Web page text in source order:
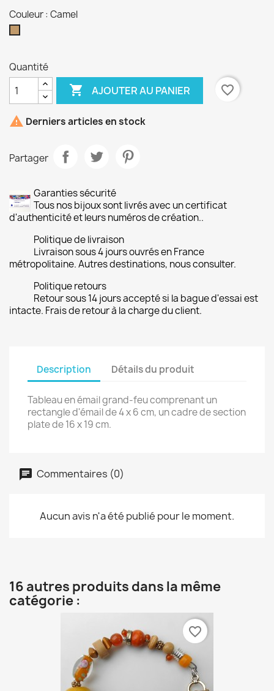
Couleur : Camel
Quantité
 AJOUTER AU PANIER favorite_border
 Derniers articles en stock
Partager
Garanties sécurité
Tous nos bijoux sont livrés avec un certificat
d'authenticité et leurs numéros de création..
Politique de livraison
Livraison sous 4 jours ouvrés en France
métropolitaine. Autres destinations, nous consulter.
Politique retours
Retour sous 14 jours accepté si la bague d'essai est
intacte. Frais de retour à la charge du client.
Description Détails du produit
Tableau en émail grand-feu comprenant un
rectangle d'émail de 4 x 6 cm, un cadre de section
plate de 16 x 19 cm.
Commentaires (0)
Aucun avis n'a été publié pour le moment.
16 autres produits dans la même
catégorie :
favorite_border